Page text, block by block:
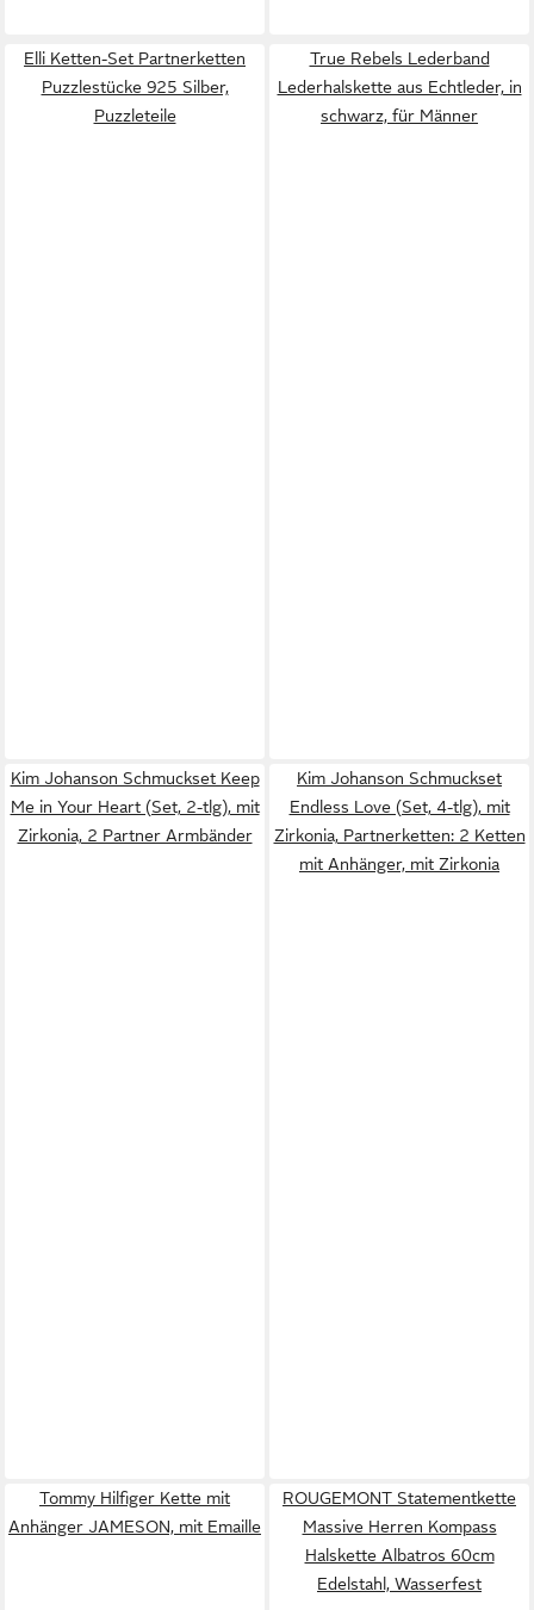
Elli Ketten-Set Partnerketten
Puzzlestücke 925 Silber,
Puzzleteile
True Rebels Lederband
Lederhalskette aus Echtleder, in
schwarz, für Männer
Kim Johanson Schmuckset Keep
Me in Your Heart (Set, 2-tlg), mit
Zirkonia, 2 Partner Armbänder
Kim Johanson Schmuckset
Endless Love (Set, 4-tlg), mit
Zirkonia, Partnerketten: 2 Ketten
mit Anhänger, mit Zirkonia
Tommy Hilfiger Kette mit
Anhänger JAMESON, mit Emaille
ROUGEMONT Statementkette
Massive Herren Kompass
Halskette Albatros 60cm
Edelstahl, Wasserfest